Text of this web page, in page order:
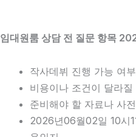
임대원룸 상담 전 질문 항목
작사데뷔 진행 가능 여
비용이나 조건이 달라
준비해야 할 자료나 사
2026년06월02일 10시